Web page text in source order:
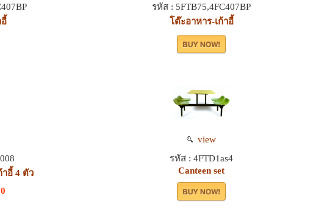
อี้
รหัส : 5FTB75,4FC407BP
โต๊ะอาหาร-เก้าอี้
อี้ 4 ตัว
view
รหัส : 4FTD1as4
Canteen set